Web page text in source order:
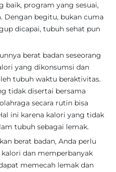
baik, program yang sesuai,
Dengan begitu, bukan cuma
dicapai, tubuh sehat pun
berat badan seseorang
yang dikonsumsi dan
tubuh waktu beraktivitas.
tidak disertai bersama
secara rutin bisa
ini karena kalori yang tidak
tubuh sebagai lemak.
berat badan, Anda perlu
dan memperbanyak
memecah lemak dan